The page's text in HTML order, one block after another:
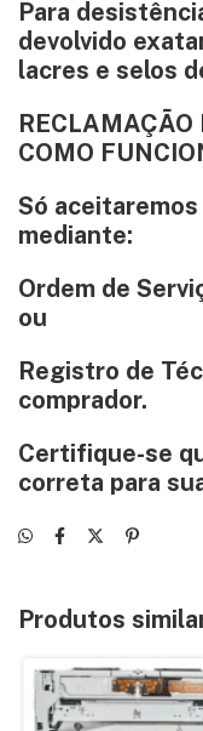
Para
devolvido
lacres e selos
RECLAMAÇÃO
COMO
Só
mediante:
Ordem de
ou
Registro de
comprador.
Certifique-se
correta para
Produtos